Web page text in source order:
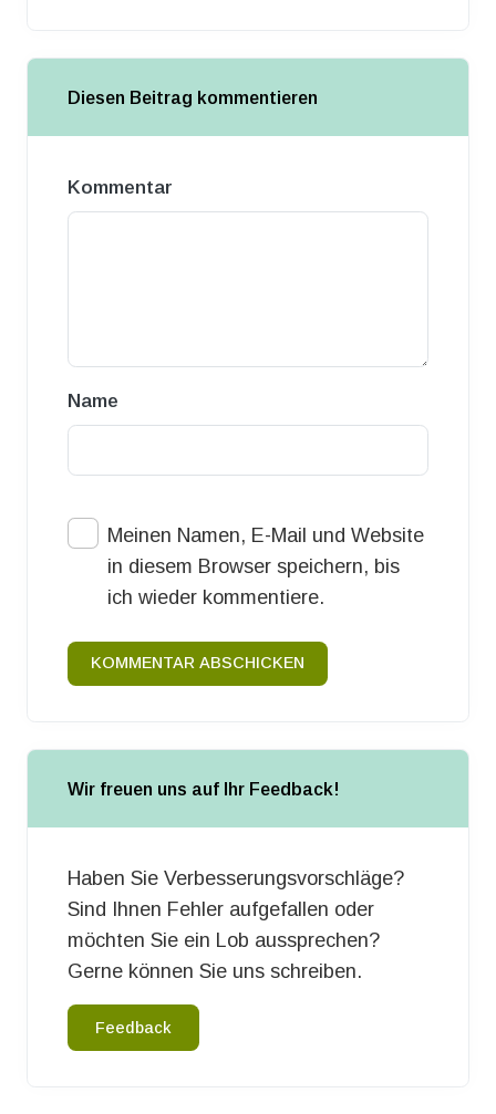
Diesen Beitrag kommentieren
Kommentar
Name
Meinen Namen, E-Mail und Website
in diesem Browser speichern, bis
ich wieder kommentiere.
KOMMENTAR ABSCHICKEN
Wir freuen uns auf Ihr Feedback!
Haben Sie Verbesserungsvorschläge?
Sind Ihnen Fehler aufgefallen oder
möchten Sie ein Lob aussprechen?
Gerne können Sie uns schreiben.
Feedback